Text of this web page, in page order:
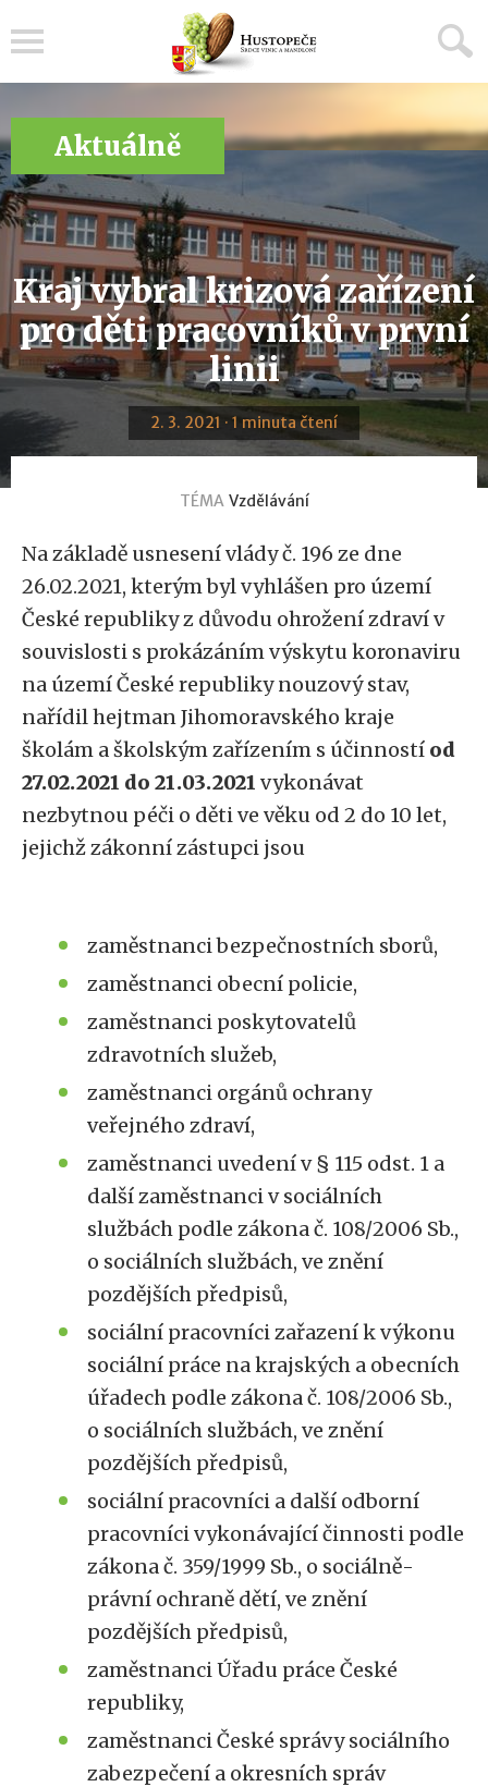
Aktuálně
Kraj vybral krizová zařízení
pro děti pracovníků v první
linii
2. 3. 2021 · 1 minuta čtení
TÉMA Vzdělávání
Na základě usnesení vlády č. 196 ze dne
26.02.2021, kterým byl vyhlášen pro území
České republiky z důvodu ohrožení zdraví v
souvislosti s prokázáním výskytu koronaviru
na území České republiky nouzový stav,
nařídil hejtman Jihomoravského kraje
školám a školským zařízením s účinností od
27.02.2021 do 21.03.2021 vykonávat
nezbytnou péči o děti ve věku od 2 do 10 let,
jejichž zákonní zástupci jsou
zaměstnanci bezpečnostních sborů,
zaměstnanci obecní policie,
zaměstnanci poskytovatelů
zdravotních služeb,
zaměstnanci orgánů ochrany
veřejného zdraví,
zaměstnanci uvedení v § 115 odst. 1 a
další zaměstnanci v sociálních
službách podle zákona č. 108/2006 Sb.,
o sociálních službách, ve znění
pozdějších předpisů,
sociální pracovníci zařazení k výkonu
sociální práce na krajských a obecních
úřadech podle zákona č. 108/2006 Sb.,
o sociálních službách, ve znění
pozdějších předpisů,
sociální pracovníci a další odborní
pracovníci vykonávající činnosti podle
zákona č. 359/1999 Sb., o sociálně-
právní ochraně dětí, ve znění
pozdějších předpisů,
zaměstnanci Úřadu práce České
republiky,
zaměstnanci České správy sociálního
zabezpečení a okresních správ